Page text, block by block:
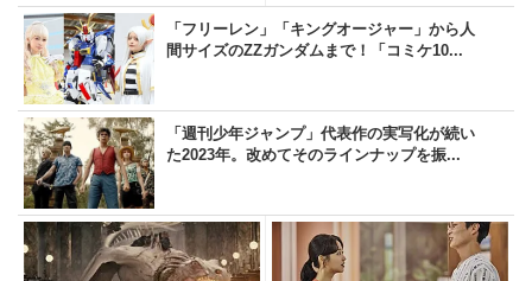
「フリーレン」「キングオージャー」から人
間サイズのZZガンダムまで！「コミケ10...
「週刊少年ジャンプ」代表作の実写化が続い
た2023年。改めてそのラインナップを振...